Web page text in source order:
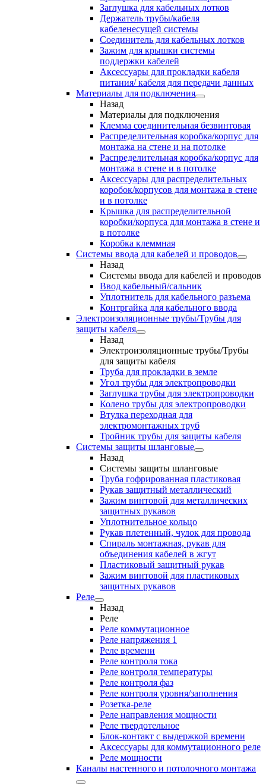
Заглушка для кабельных лотков
Держатель трубы/кабеля
кабеленесущей системы
Соединитель для кабельных лотков
Зажим для крышки системы
поддержки кабелей
Аксессуары для прокладки кабеля
питания/ кабеля для передачи данных
Материалы для подключения
Назад
Материалы для подключения
Клемма соединительная безвинтовая
Распределительная коробка/корпус для
монтажа на стене и на потолке
Распределительная коробка/корпус для
монтажа в стене и в потолке
Аксессуары для распределительных
коробок/корпусов для монтажа в стене
и в потолке
Крышка для распределительной
коробки/корпуса для монтажа в стене и
в потолке
Коробка клеммная
Системы ввода для кабелей и проводов
Назад
Системы ввода для кабелей и проводов
Ввод кабельный/сальник
Уплотнитель для кабельного разъема
Контргайка для кабельного ввода
Электроизоляционные трубы/Трубы для
защиты кабеля
Назад
Электроизоляционные трубы/Трубы
для защиты кабеля
Труба для прокладки в земле
Угол трубы для электропроводки
Заглушка трубы для электропроводки
Колено трубы для электропроводки
Втулка переходная для
электромонтажных труб
Тройник трубы для защиты кабеля
Системы защиты шланговые
Назад
Системы защиты шланговые
Труба гофрированная пластиковая
Рукав защитный металлический
Зажим винтовой для металлических
защитных рукавов
Уплотнительное кольцо
Рукав плетенный, чулок для провода
Спираль монтажная, рукав для
объединения кабелей в жгут
Пластиковый защитный рукав
Зажим винтовой для пластиковых
защитных рукавов
Реле
Назад
Реле
Реле коммутационное
Реле напряжения 1
Реле времени
Реле контроля тока
Реле контроля температуры
Реле контроля фаз
Реле контроля уровня/заполнения
Розетка-реле
Реле направления мощности
Реле твердотельное
Блок-контакт с выдержкой времени
Аксессуары для коммутационного реле
Реле мощности
Каналы настенного и потолочного монтажа